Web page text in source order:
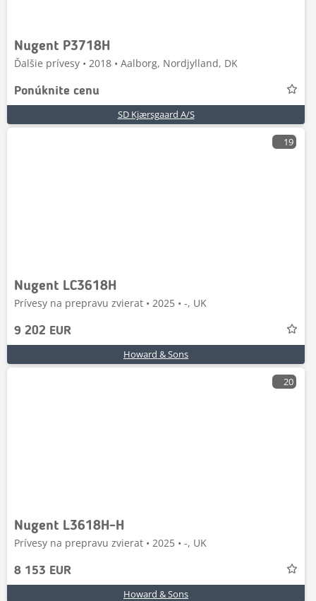
Nugent P3718H
Ďalšie prívesy • 2018 • Aalborg, Nordjylland, DK
Ponúknite cenu
SD Kjærsgaard A/S
19
Nugent LC3618H
Prívesy na prepravu zvierat • 2025 • -, UK
9 202 EUR
Howard & Sons
20
Nugent L3618H-H
Prívesy na prepravu zvierat • 2025 • -, UK
8 153 EUR
Howard & Sons